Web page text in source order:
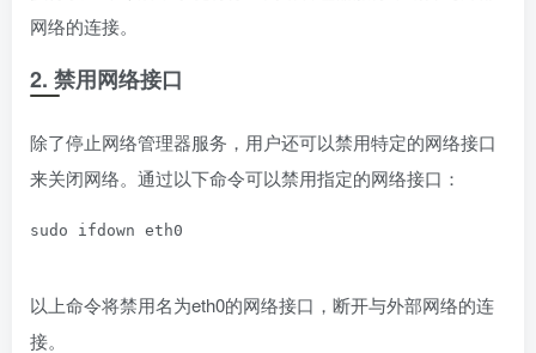
网络的连接。
2. 禁用网络接口
除了停止网络管理器服务，用户还可以禁用特定的网络接口
来关闭网络。通过以下命令可以禁用指定的网络接口：
sudo ifdown eth0
以上命令将禁用名为eth0的网络接口，断开与外部网络的连
接。